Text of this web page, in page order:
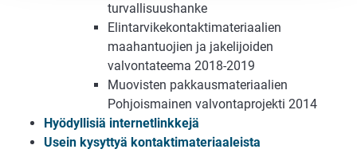
turvallisuushanke
Elintarvikekontaktimateriaalien
maahantuojien ja jakelijoiden
valvontateema 2018-2019
Muovisten pakkausmateriaalien
Pohjoismainen valvontaprojekti 2014
Hyödyllisiä internetlinkkejä
Usein kysyttyä kontaktimateriaaleista